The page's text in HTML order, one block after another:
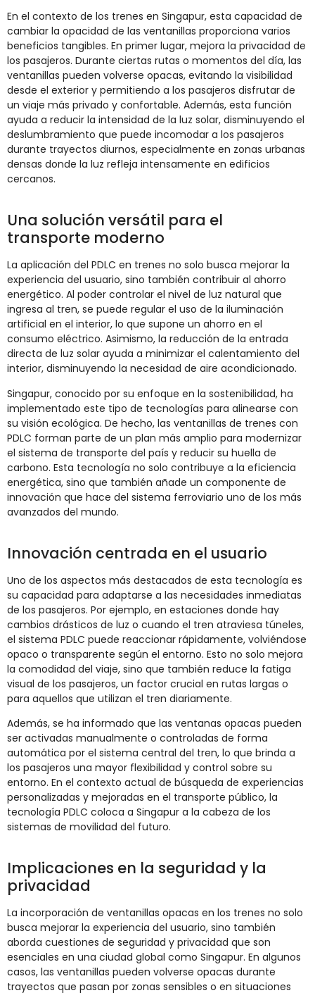
En el contexto de los trenes en Singapur, esta capacidad de
cambiar la opacidad de las ventanillas proporciona varios
beneficios tangibles. En primer lugar, mejora la privacidad de
los pasajeros. Durante ciertas rutas o momentos del día, las
ventanillas pueden volverse opacas, evitando la visibilidad
desde el exterior y permitiendo a los pasajeros disfrutar de
un viaje más privado y confortable. Además, esta función
ayuda a reducir la intensidad de la luz solar, disminuyendo el
deslumbramiento que puede incomodar a los pasajeros
durante trayectos diurnos, especialmente en zonas urbanas
densas donde la luz refleja intensamente en edificios
cercanos.
Una solución versátil para el
transporte moderno
La aplicación del PDLC en trenes no solo busca mejorar la
experiencia del usuario, sino también contribuir al ahorro
energético. Al poder controlar el nivel de luz natural que
ingresa al tren, se puede regular el uso de la iluminación
artificial en el interior, lo que supone un ahorro en el
consumo eléctrico. Asimismo, la reducción de la entrada
directa de luz solar ayuda a minimizar el calentamiento del
interior, disminuyendo la necesidad de aire acondicionado.
Singapur, conocido por su enfoque en la sostenibilidad, ha
implementado este tipo de tecnologías para alinearse con
su visión ecológica. De hecho, las ventanillas de trenes con
PDLC forman parte de un plan más amplio para modernizar
el sistema de transporte del país y reducir su huella de
carbono. Esta tecnología no solo contribuye a la eficiencia
energética, sino que también añade un componente de
innovación que hace del sistema ferroviario uno de los más
avanzados del mundo.
Innovación centrada en el usuario
Uno de los aspectos más destacados de esta tecnología es
su capacidad para adaptarse a las necesidades inmediatas
de los pasajeros. Por ejemplo, en estaciones donde hay
cambios drásticos de luz o cuando el tren atraviesa túneles,
el sistema PDLC puede reaccionar rápidamente, volviéndose
opaco o transparente según el entorno. Esto no solo mejora
la comodidad del viaje, sino que también reduce la fatiga
visual de los pasajeros, un factor crucial en rutas largas o
para aquellos que utilizan el tren diariamente.
Además, se ha informado que las ventanas opacas pueden
ser activadas manualmente o controladas de forma
automática por el sistema central del tren, lo que brinda a
los pasajeros una mayor flexibilidad y control sobre su
entorno. En el contexto actual de búsqueda de experiencias
personalizadas y mejoradas en el transporte público, la
tecnología PDLC coloca a Singapur a la cabeza de los
sistemas de movilidad del futuro.
Implicaciones en la seguridad y la
privacidad
La incorporación de ventanillas opacas en los trenes no solo
busca mejorar la experiencia del usuario, sino también
aborda cuestiones de seguridad y privacidad que son
esenciales en una ciudad global como Singapur. En algunos
casos, las ventanillas pueden volverse opacas durante
trayectos que pasan por zonas sensibles o en situaciones